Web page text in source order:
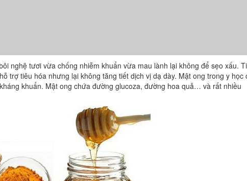
nghệ tươi vừa chống nhiễm khuẩn vừa mau lành lại không để sẹo xấu.
trợ tiêu hóa nhưng lại không tăng tiết dịch vị dạ dày. Mật ong trong y học
khuẩn. Mật ong chứa đường glucoza, đường hoa quả… và rất nhiều